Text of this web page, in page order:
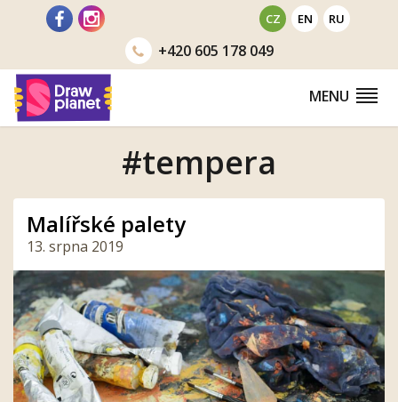
CZ EN RU
+420605 178 049
MENU
#tempera
Malířské palety
13. srpna 2019